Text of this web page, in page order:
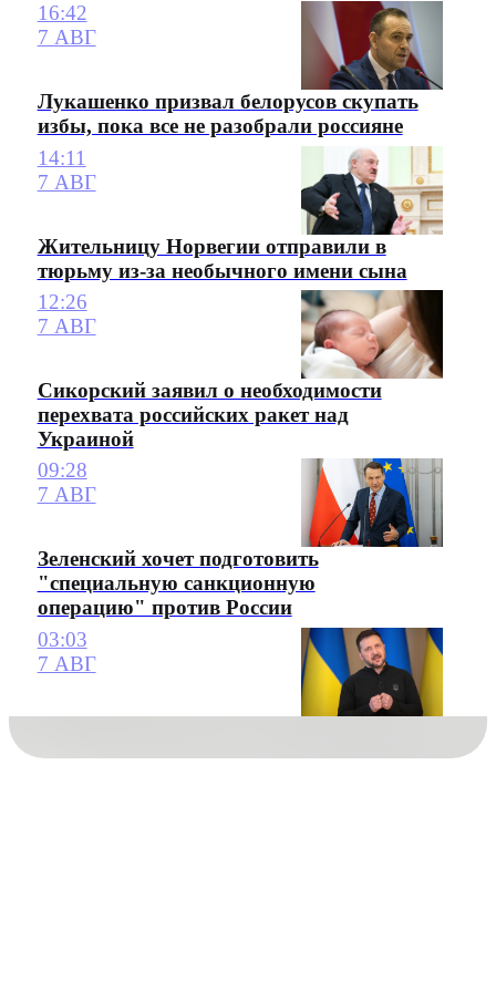
16:42
7 АВГ
Лукашенко призвал белорусов скупать
избы, пока все не разобрали россияне
14:11
7 АВГ
Жительницу Норвегии отправили в
тюрьму из-за необычного имени сына
12:26
7 АВГ
Сикорский заявил о необходимости
перехвата российских ракет над
Украиной
09:28
7 АВГ
Зеленский хочет подготовить
"специальную санкционную
операцию" против России
03:03
7 АВГ